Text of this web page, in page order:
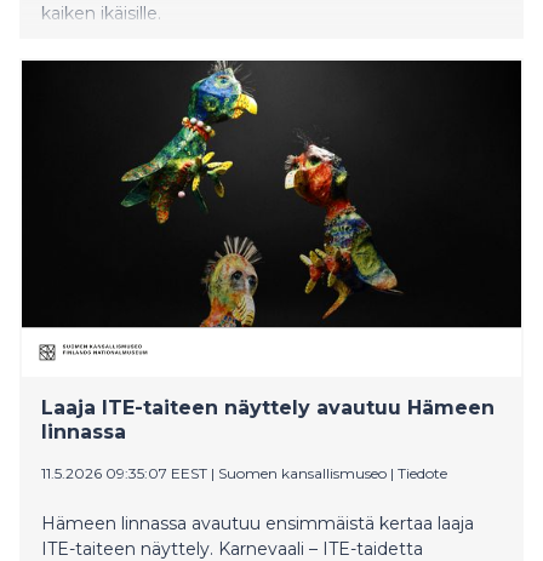
kaiken ikäisille.
Laaja ITE-taiteen näyttely avautuu Hämeen
linnassa
11.5.2026 09:35:07 EEST | Suomen kansallismuseo | Tiedote
Hämeen linnassa avautuu ensimmäistä kertaa laaja
ITE-taiteen näyttely. Karnevaali – ITE-taidetta